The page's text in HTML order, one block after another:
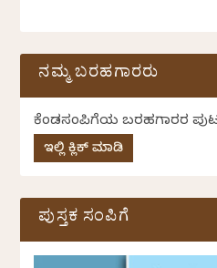
ನಮ್ಮ ಬರಹಗಾರರು
ಕೆಂಡಸಂಪಿಗೆಯ ಬರಹಗಾರರ
ಇಲ್ಲಿ ಕ್ಲಿಕ್ ಮಾಡಿ
ಪುಸ್ತಕ ಸಂಪಿಗೆ